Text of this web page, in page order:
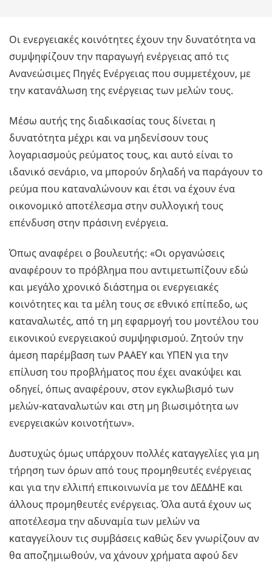
Οι ενεργειακές κοινότητες έχουν την δυνατότητα να
συμψηφίζουν την παραγωγή ενέργειας από τις
Ανανεώσιμες Πηγές Ενέργειας που συμμετέχουν, με
την κατανάλωση της ενέργειας των μελών τους.
Μέσω αυτής της διαδικασίας τους δίνεται η
δυνατότητα μέχρι και να μηδενίσουν τους
λογαριασμούς ρεύματος τους, και αυτό είναι το
ιδανικό σενάριο, να μπορούν δηλαδή να παράγουν το
ρεύμα που καταναλώνουν και έτσι να έχουν ένα
οικονομικό αποτέλεσμα στην συλλογική τους
επένδυση στην πράσινη ενέργεια.
Όπως αναφέρει ο βουλευτής: «Οι οργανώσεις
αναφέρουν το πρόβλημα που αντιμετωπίζουν εδώ
και μεγάλο χρονικό διάστημα οι ενεργειακές
κοινότητες και τα μέλη τους σε εθνικό επίπεδο, ως
καταναλωτές, από τη μη εφαρμογή του μοντέλου του
εικονικού ενεργειακού συμψηφισμού. Ζητούν την
άμεση παρέμβαση των ΡΑΑΕΥ και ΥΠΕΝ για την
επίλυση του προβλήματος που έχει ανακύψει και
οδηγεί, όπως αναφέρουν, στον εγκλωβισμό των
μελών-καταναλωτών και στη μη βιωσιμότητα ων
ενεργειακών κοινοτήτων».
Δυστυχώς όμως υπάρχουν πολλές καταγγελίες για μη
τήρηση των όρων από τους προμηθευτές ενέργειας
και για την ελλιπή επικοινωνία με τον ΔΕΔΔΗΕ και
άλλους προμηθευτές ενέργειας. Όλα αυτά έχουν ως
αποτέλεσμα την αδυναμία των μελών να
καταγγείλουν τις συμβάσεις καθώς δεν γνωρίζουν αν
θα αποζημιωθούν, να χάνουν χρήματα αφού δεν